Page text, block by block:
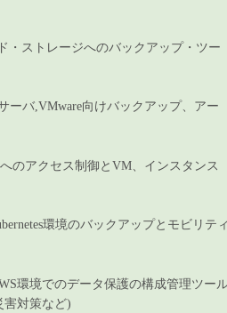
・ストレージへのバックアップ・ツー
ーバ,VMware向けバックアップ、アー
のアクセス制御とVM、インスタンス
環境のバックアップとモビリテ
環境でのデータ保護の構成管理ツー
害対策など)